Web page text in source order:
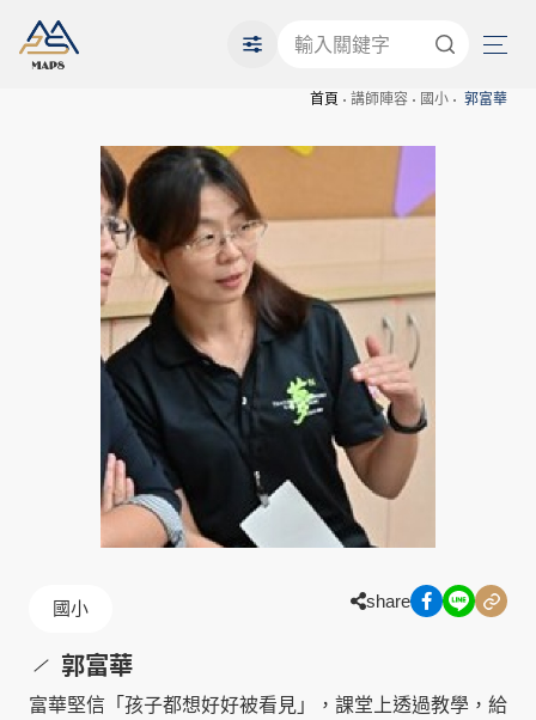
首頁 講師陣容 國小 郭富華
share
國小
郭富華
富華堅信「孩子都想好好被看見」，課堂上透過教學，給